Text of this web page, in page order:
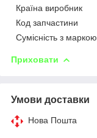
Країна виробник
Код запчастини
Сумісність з маркою
Приховати
Умови доставки
Нова Пошта